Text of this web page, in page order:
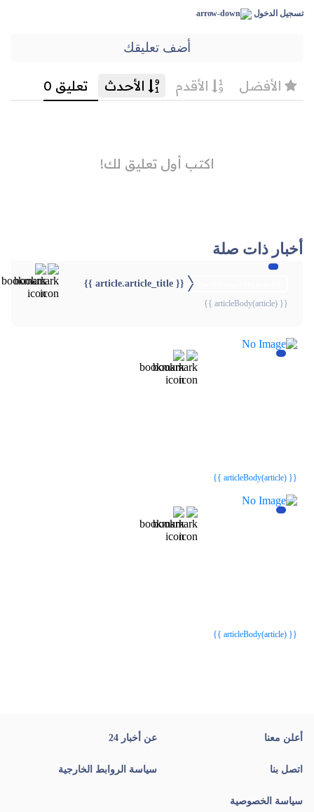
تسجيل الدخول
أضف تعليقك
أخبار ذات صلة
{{ article.article_title }}
{{ articleBody(article) }}
{{ articleBody(article) }}
{{ articleBody(article) }}
أعلن معنا عن أخبار 24
اتصل بنا سياسة الروابط الخارجية
سياسة الخصوصية